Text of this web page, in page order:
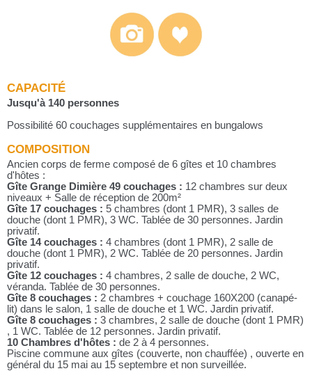
CAPACITÉ
Jusqu'à 140 personnes
Possibilité 60 couchages supplémentaires en bungalows
COMPOSITION
Ancien corps de ferme composé de 6 gîtes et 10 chambres
d'hôtes :
Gîte Grange Dimière 49 couchages : 12 chambres sur deux
niveaux + Salle de réception de 200m²
Gîte 17 couchages : 5 chambres (dont 1 PMR), 3 salles de
douche (dont 1 PMR), 3 WC. Tablée de 30 personnes. Jardin
privatif.
Gîte 14 couchages : 4 chambres (dont 1 PMR), 2 salle de
douche (dont 1 PMR), 2 WC. Tablée de 20 personnes. Jardin
privatif.
Gîte 12 couchages : 4 chambres, 2 salle de douche, 2 WC,
véranda. Tablée de 30 personnes.
Gîte 8 couchages : 2 chambres + couchage 160X200 (canapé-
lit) dans le salon, 1 salle de douche et 1 WC. Jardin privatif.
Gîte 8 couchages : 3 chambres, 2 salle de douche (dont 1 PMR)
, 1 WC. Tablée de 12 personnes. Jardin privatif.
10 Chambres d'hôtes : de 2 à 4 personnes.
Piscine commune aux gîtes (couverte, non chauffée) , ouverte en
général du 15 mai au 15 septembre et non surveillée.